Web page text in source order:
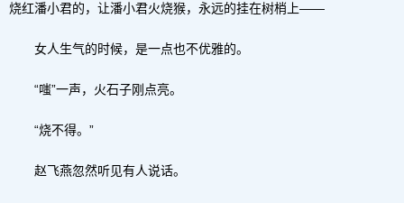
烧红潘小君的，让潘小君火烧猴，永远的挂在树梢上——
女人生气的时候，是一点也不优雅的。
“嗤”一声，火石子刚点亮。
“烧不得。”
赵飞燕忽然听见有人说话。